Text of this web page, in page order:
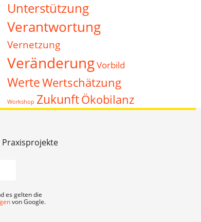
Unterstützung
Verantwortung
Vernetzung
VeränderungVorbild
WerteWertschätzung
Workshop ZukunftÖkobilanz
es gelten die
von Google.